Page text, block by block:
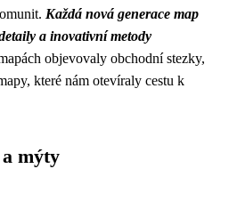
Každá nová generace map
a inovativní metody
objevovaly obchodní stezky,
které nám otevíraly cestu k
mýty